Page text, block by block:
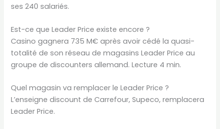
ses 240 salariés.
Est-ce que Leader Price existe encore ?
Casino gagnera 735 M€ après avoir cédé la quasi-
totalité de son réseau de magasins Leader Price au
groupe de discounters allemand. Lecture 4 min.
Quel magasin va remplacer le Leader Price ?
L’enseigne discount de Carrefour, Supeco, remplacera
Leader Price.